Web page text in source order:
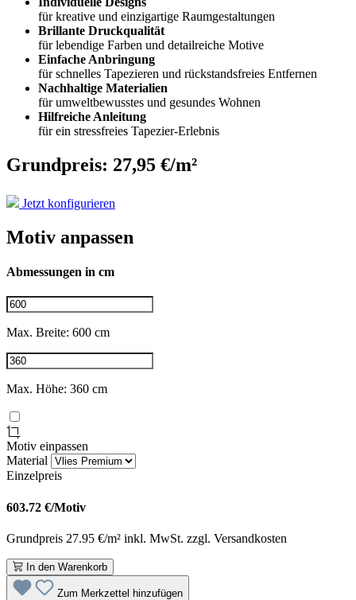
für kreative und einzigartige Raumgestaltungen
Brillante Druckqualität
für lebendige Farben und detailreiche Motive
Einfache Anbringung
für schnelles Tapezieren und rückstandsfreies Entfernen
Nachhaltige Materialien
für umweltbewusstes und gesundes Wohnen
Hilfreiche Anleitung
für ein stressfreies Tapezier-Erlebnis
Grundpreis: 27,95 €/m²
Jetzt konfigurieren
Motiv anpassen
Abmessungen in cm
Max. Breite: 600 cm
Max. Höhe: 360 cm
Motiv einpassen
Material
Einzelpreis
603.72 €/Motiv
Grundpreis 27.95 €/m² inkl. MwSt. zzgl. Versandkosten
In den Warenkorb
Zum Merkzettel hinzufügen